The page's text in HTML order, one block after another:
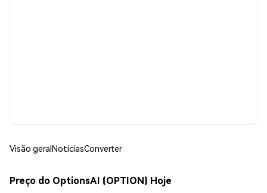
Visão geralNotíciasConverter
Preço do OptionsAI (OPTION) Hoje